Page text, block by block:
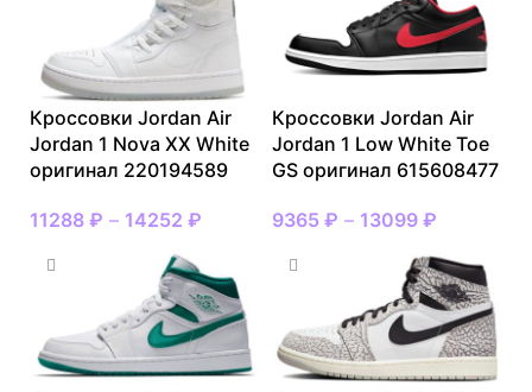
Кроссовки Jordan Air
Jordan 1 Nova XX White
оригинал 220194589
11288 ₽ – 14252 ₽
Кроссовки Jordan Air
Jordan 1 Low White Toe
GS оригинал 615608477
9365 ₽ – 13099 ₽